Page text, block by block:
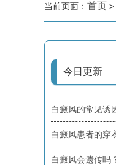
当前页面： 首页 >
今日更新
白癜风的常见诱
白癜风患者的穿
白癜风会遗传吗